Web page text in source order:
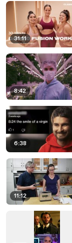
31:11
8:42
6:38
11:12